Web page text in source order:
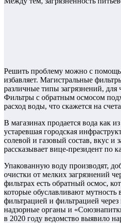
Решить проблему можно с
избавляет. Магистральные
различные типы загрязнений, для
Фильтры с обратным осмосом
расход воды, что скажется на
В магазинах продается вода как
устаревшая городская
солевой и газовый состав, вкус и
рассказывает вице-президент по
Упакованную воду производят,
очистки от мелких загрязнений
фильтрах есть обратный осмос,
которые обуславливают
фильтрацией и фильтрацией
надзорные органы и
в 2020 году ведомство выявило